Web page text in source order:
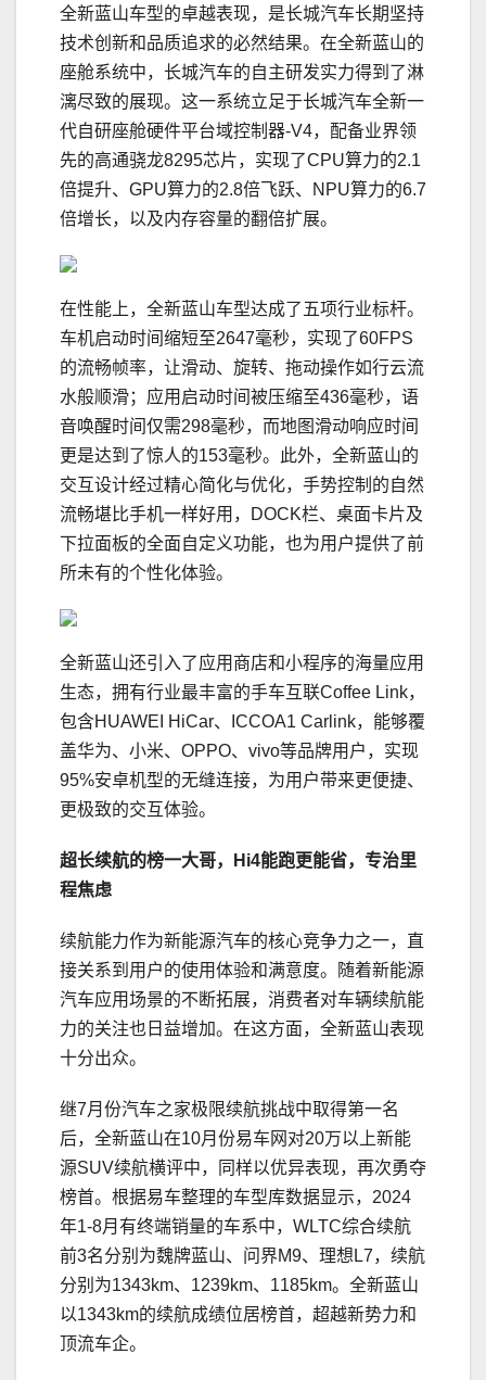
全新蓝山车型的卓越表现，是长城汽车长期坚持
技术创新和品质追求的必然结果。在全新蓝山的
座舱系统中，长城汽车的自主研发实力得到了淋
漓尽致的展现。这一系统立足于长城汽车全新一
代自研座舱硬件平台域控制器-V4，配备业界领
先的高通骁龙8295芯片，实现了CPU算力的2.1
倍提升、GPU算力的2.8倍飞跃、NPU算力的6.7
倍增长，以及内存容量的翻倍扩展。
在性能上，全新蓝山车型达成了五项行业标杆。
车机启动时间缩短至2647毫秒，实现了60FPS
的流畅帧率，让滑动、旋转、拖动操作如行云流
水般顺滑；应用启动时间被压缩至436毫秒，语
音唤醒时间仅需298毫秒，而地图滑动响应时间
更是达到了惊人的153毫秒。此外，全新蓝山的
交互设计经过精心简化与优化，手势控制的自然
流畅堪比手机一样好用，DOCK栏、桌面卡片及
下拉面板的全面自定义功能，也为用户提供了前
所未有的个性化体验。
全新蓝山还引入了应用商店和小程序的海量应用
生态，拥有行业最丰富的手车互联Coffee Link，
包含HUAWEI HiCar、ICCOA1 Carlink，能够覆
盖华为、小米、OPPO、vivo等品牌用户，实现
95%安卓机型的无缝连接，为用户带来更便捷、
更极致的交互体验。
超长续航的榜一大哥，Hi4能跑更能省，专治里
程焦虑
续航能力作为新能源汽车的核心竞争力之一，直
接关系到用户的使用体验和满意度。随着新能源
汽车应用场景的不断拓展，消费者对车辆续航能
力的关注也日益增加。在这方面，全新蓝山表现
十分出众。
继7月份汽车之家极限续航挑战中取得第一名
后，全新蓝山在10月份易车网对20万以上新能
源SUV续航横评中，同样以优异表现，再次勇夺
榜首。根据易车整理的车型库数据显示，2024
年1-8月有终端销量的车系中，WLTC综合续航
前3名分别为魏牌蓝山、问界M9、理想L7，续航
分别为1343km、1239km、1185km。全新蓝山
以1343km的续航成绩位居榜首，超越新势力和
顶流车企。